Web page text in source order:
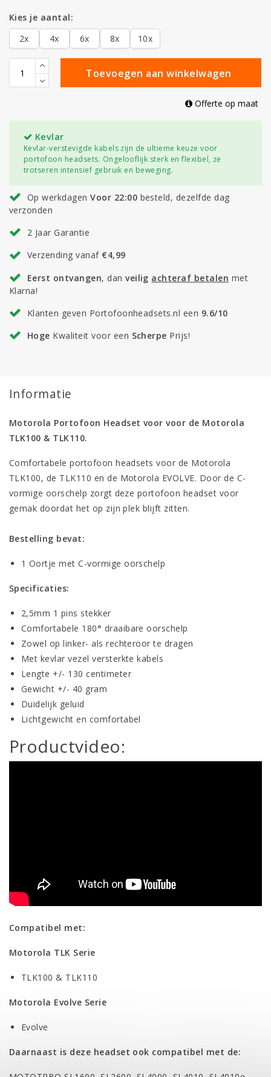
Kies je aantal:
2x
4x 6x 8x 10x
Toevoegen aan winkelwagen
Offerte op maat
Kevlar
Kevlar-verstevigde kabels zijn de ultieme keuze voor
portofoon headsets. Ongelooflijk sterk en flexibel, ze
trotseren intensief gebruik en beweging.
Op werkdagenVoor 22:00 besteld, dezelfde dag
verzonden
2 Jaar Garantie
Verzending vanaf €4,99
Eerst ontvangen, danveilig achteraf betalen met
Klarna!
Klanten geven Portofoonheadsets.nl een 9.6/10
Hoge Kwaliteit voor een Scherpe Prijs!
Informatie
Motorola Portofoon Headset voor voor de Motorola
TLK100 & TLK110.
Comfortabele portofoon headsets voor de Motorola
TLK100, de TLK110 en de Motorola EVOLVE. Door de C-
vormige oorschelp zorgt deze portofoon headset voor
gemak doordat het op zijn plek blijft zitten.
Bestelling bevat:
1 Oortje met C-vormige oorschelp
Specificaties:
2,5mm 1 pins stekker
Comfortabele 180° draaibare oorschelp
Zowel op linker- als rechteroor te dragen
Met kevlar vezel versterkte kabels
Lengte +/- 130 centimeter
Gewicht +/- 40 gram
Duidelijk geluid
Lichtgewicht en comfortabel
Productvideo:
Compatibel met:
Motorola TLK Serie
TLK100 & TLK110
Motorola Evolve Serie
Evolve
Daarnaast is deze headset ook compatibel met de: